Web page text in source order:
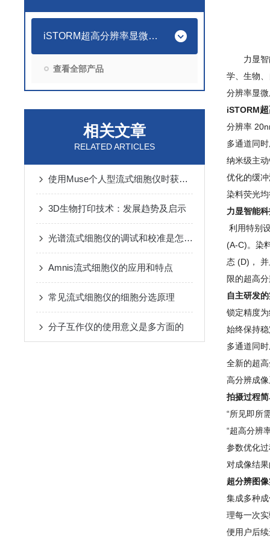
iSTORM超高分辨率显微成像系统
查看全部产品
相关文章
RELATED ARTICLES
使用Muse个人型流式细胞仪时获得准确测定结果的一些注意事项
3D生物打印技术：发展趋势及启示
光谱流式细胞仪的调试和校准是怎么进行的
Amnis流式细胞仪的应用和特点
常见流式细胞仪的细胞分选原理
分子互作仪的使用意义是多方面的
力显智能
学、生物
分辨率显
iSTORM
分辨率
多通道同
纳米级主
优化的缓
染料荧
力显智能
利用特别
(A-C)。染
态 (D)，
限的超高
自主研发
锁定精度
始终保持
多通道同
全新的超
高分辨成
拍摄过程
“所见即所
“超高分辨
参数优化
对成像结
超分辨图
集成多种
理每一次
便用户后